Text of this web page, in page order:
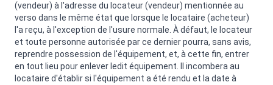
(vendeur) à l'adresse du locateur (vendeur) mentionnée au
verso dans le même état que lorsque le locataire (acheteur)
l'a reçu, à l'exception de l'usure normale. À défaut, le locateur
et toute personne autorisée par ce dernier pourra, sans avis,
reprendre possession de l'équipement, et, à cette fin, entrer
en tout lieu pour enlever ledit équipement. Il incombera au
locataire d'établir si l'équipement a été rendu et la date à